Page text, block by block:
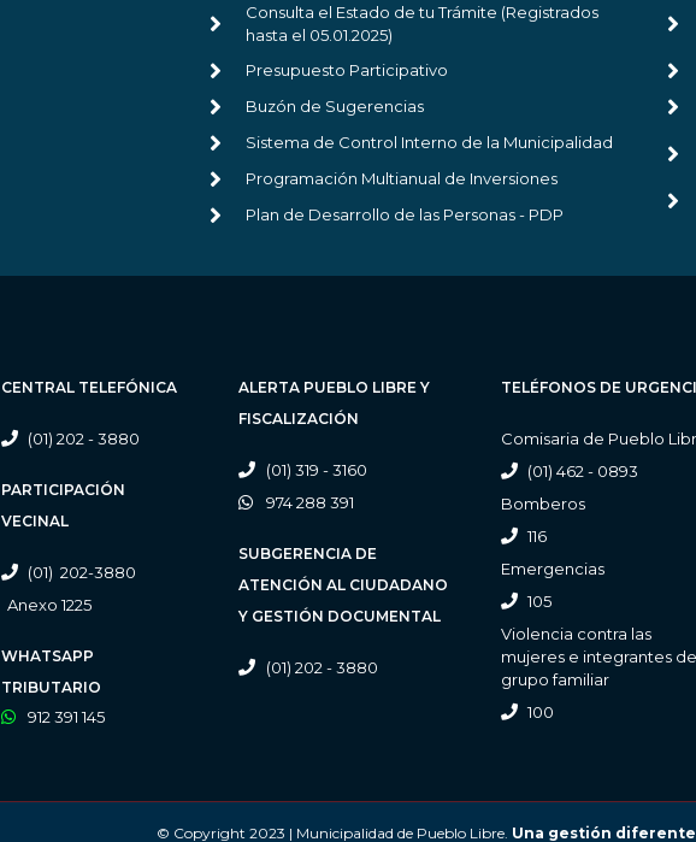
Consulta el Estado de tu Trámite (Registrados
hasta el 05.01.2025)
Presupuesto Participativo
Buzón de Sugerencias
Sistema de Control Interno de la Municipalidad
Programación Multianual de Inversiones
Plan de Desarrollo de las Personas - PDP
CENTRAL TELEFÓNICA
(01) 202 - 3880
PARTICIPACIÓN
VECINAL
(01) 202-3880
Anexo 1225
WHATSAPP
TRIBUTARIO
912 391 145
ALERTA PUEBLO LIBRE Y
FISCALIZACIÓN
(01) 319 - 3160
974 288 391
SUBGERENCIA DE
ATENCIÓN AL CIUDADANO
Y GESTIÓN DOCUMENTAL
(01) 202 - 3880
TELÉFONOS DE
Comisaria de Pueblo
(01) 462 - 0893
Bomberos
116
Emergencias
105
Violencia contra las
mujeres e integrantes
grupo familiar
100
© Copyright 2023 | Municipalidad de Pueblo Libre. Una gestión diferente